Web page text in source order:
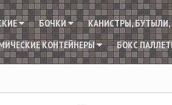
БОЧКИ КАНИСТРЫ,
КОНТЕЙНЕРЫ БОКС